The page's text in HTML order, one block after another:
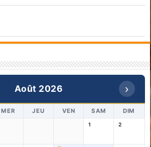
Août 2026 ›
MER JEU VEN SAM DIM
1 2